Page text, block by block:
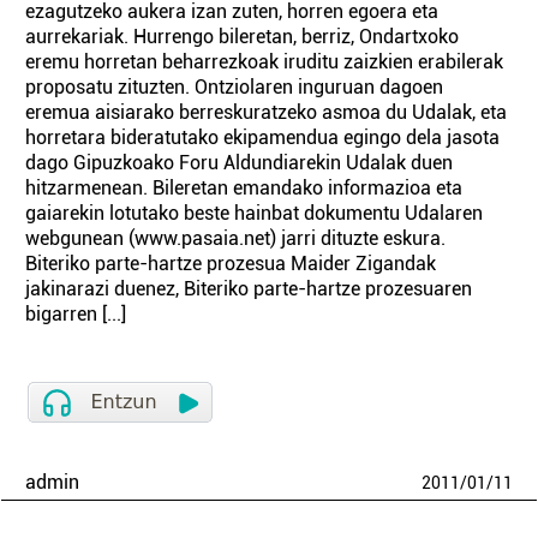
ezagutzeko aukera izan zuten, horren egoera eta
aurrekariak. Hurrengo bileretan, berriz, Ondartxoko
eremu horretan beharrezkoak iruditu zaizkien erabilerak
proposatu zituzten. Ontziolaren inguruan dagoen
eremua aisiarako berreskuratzeko asmoa du Udalak, eta
horretara bideratutako ekipamendua egingo dela jasota
dago Gipuzkoako Foru Aldundiarekin Udalak duen
hitzarmenean. Bileretan emandako informazioa eta
gaiarekin lotutako beste hainbat dokumentu Udalaren
webgunean (www.pasaia.net) jarri dituzte eskura.
Biteriko parte-hartze prozesua Maider Zigandak
jakinarazi duenez, Biteriko parte-hartze prozesuaren
bigarren [...]
admin 2011/01/11